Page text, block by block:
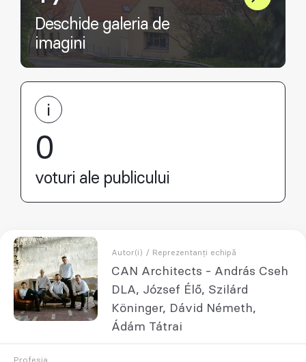
Deschide galeria de
imagini
0
voturi ale publicului
Autor(i) / Reprezentanți echipă
CAN Architects - András Cseh
DLA, József Élő, Szilárd
Köninger, Dávid Németh,
Ádám Tátrai
Profesia